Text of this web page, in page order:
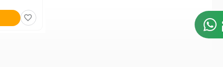
favorite_border